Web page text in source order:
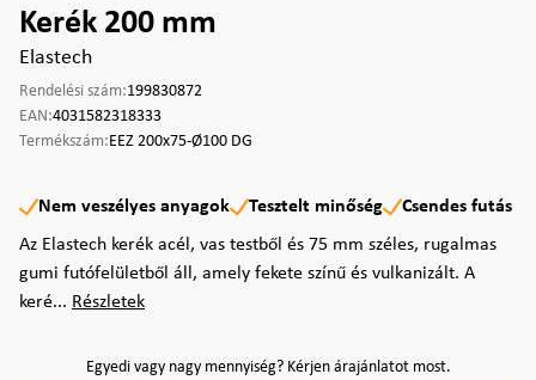
Kerék 200 mm
Elastech
Rendelési szám:199830872
EAN:4031582318333
Termékszám:EEZ 200x75-Ø100 DG
Nem veszélyes anyagok Tesztelt minőség
Csendes futás
Az Elastech kerék acél, vas testből és 75 mm széles, rugalmas
gumi futófelületből áll, amely fekete színű és vulkanizált. A
keré... Részletek
Egyedi vagy nagy mennyiség? Kérjen árajánlatot most.